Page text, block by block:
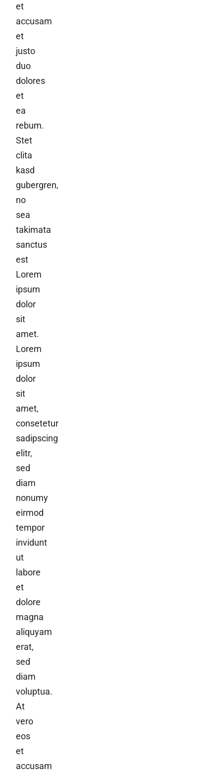
et
accusam
et
justo
duo
dolores
et
ea
rebum.
Stet
clita
kasd
gubergren,
no
sea
takimata
sanctus
est
Lorem
ipsum
dolor
sit
amet.
Lorem
ipsum
dolor
sit
amet,
consetetur
sadipscing
elitr,
sed
diam
nonumy
eirmod
tempor
invidunt
ut
labore
et
dolore
magna
aliquyam
erat,
sed
diam
voluptua.
At
vero
eos
et
accusam